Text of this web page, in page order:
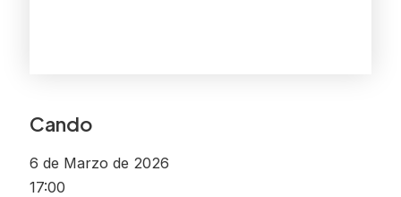
Cando
6 de Marzo de 2026
17:00